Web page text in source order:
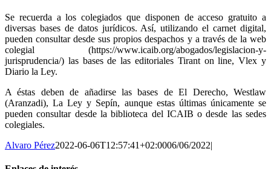
Se recuerda a los colegiados que disponen de acceso gratuito a
diversas bases de datos jurídicos. Así, utilizando el carnet digital,
pueden consultar desde sus propios despachos y a través de la web
colegial (https://www.icaib.org/abogados/legislacion-y-
jurisprudencia/) las bases de las editoriales Tirant on line, Vlex y
Diario la Ley.
A éstas deben de añadirse las bases de El Derecho, Westlaw
(Aranzadi), La Ley y Sepín, aunque estas últimas únicamente se
pueden consultar desde la biblioteca del ICAIB o desde las sedes
colegiales.
Alvaro Pérez2022-06-06T12:57:41+02:0006/06/2022|